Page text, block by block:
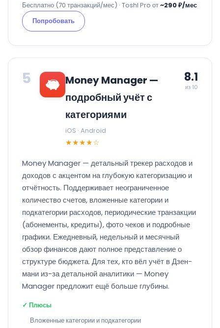
Бесплатно (70 транзакций/мес) · Toshl Pro от~290 ₽/мес
Попробовать
5
Money Manager —
подробный учёт с
категориями
iOS · Android
★★★★☆
8.1
из 10
Money Manager — детальный трекер расходов и
доходов с акцентом на глубокую категоризацию и
отчётность. Поддерживает неограниченное
количество счетов, вложенные категории и
подкатегории расходов, периодические транзакции
(абонементы, кредиты), фото чеков и подробные
графики. Ежедневный, недельный и месячный
обзор финансов дают полное представление о
структуре бюджета. Для тех, кто вёл учёт в Дзен-
мани из-за детальной аналитики — Money
Manager предложит ещё больше глубины.
✓ Плюсы
Вложенные категории и подкатегории